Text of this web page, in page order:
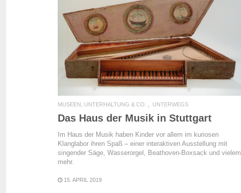
READ MORE
MUSEEN, UNTERHALTUNG & CO. UNTERWEGS
Das Haus der Musik in Stuttgart
Im Haus der Musik haben Kinder vor allem im kuriosen
Klanglabor ihren Spaß – einer interaktiven Ausstellung mit
singender Säge, Wasserorgel, Beathoven-Boxsack und vielem
mehr.
15. APRIL 2019